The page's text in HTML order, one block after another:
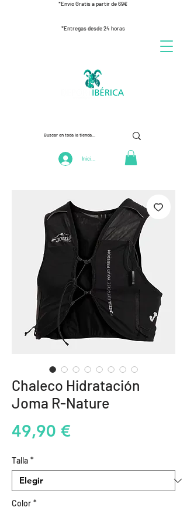
*Envío Gratis a partir de 69€
*Entregas desde 24 horas
Iniciar Sesión
Chaleco Hidratación
Joma R-Nature
49,90 €Precio
Talla *
Color *